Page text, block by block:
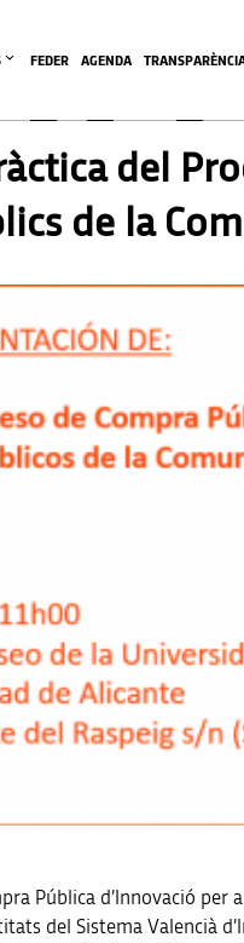
FEDER AGENDA
del
de la
Pública d’Innovació
del Sistema Valencià